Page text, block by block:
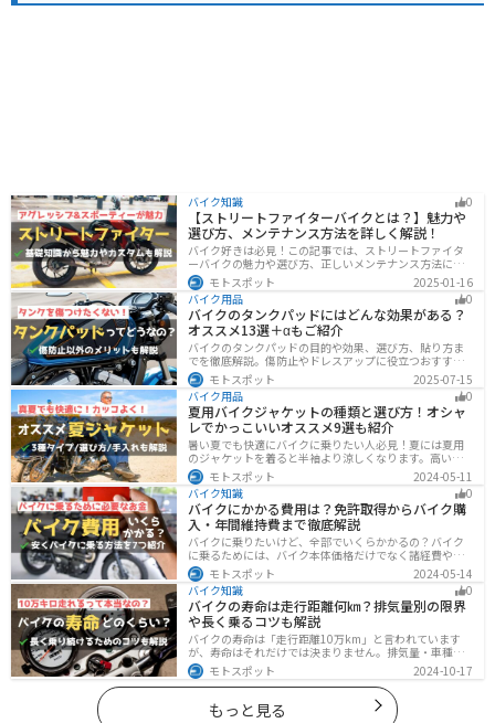
バイク知識 0
【ストリートファイターバイクとは？】魅力や
選び方、メンテナンス方法を詳しく解説！
バイク好きは必見！この記事では、ストリートファイタ
ーバイクの魅力や選び方、正しいメンテナンス方法につ
いて解説しています。実はストリートファイターバイク
は、個性的なデザインと高い走行性能が魅力です。この
記事を読めば、ストリートファイターバイクの魅力がわ
かります。
モトスポット
2025-01-16
バイク用品
0
バイクのタンクパッドにはどんな効果がある？
オススメ13選＋αもご紹介
バイクのタンクパッドの目的や効果、選び方、貼り方ま
でを徹底解説。傷防止やドレスアップに役立つおすすめ
アイテムも紹介。初心者にも分かりやすい内容で、タン
クパッド選びに迷っている方に最適な情報をお届けしま
す。
モトスポット
2025-07-15
バイク用品
0
夏用バイクジャケットの種類と選び方！オシャ
レでかっこいいオススメ9選も紹介
暑い夏でも快適にバイクに乗りたい人必見！夏には夏用
のジャケットを着ると半袖より涼しくなります。高い透
湿性のフルメッシュ素材やハーフメッシュはもちろん、
デザイン性に優れたテキスタイルジャケットもあるの
で、カッコよくバイクに乗りたい人でも使える装備があ
ります。
モトスポット
2024-05-11
バイク知識
0
バイクにかかる費用は？免許取得からバイク購
入・年間維持費まで徹底解説
バイクに乗りたいけど、全部でいくらかかるの？バイク
に乗るためには、バイク本体価格だけでなく諸経費や税
金、免許取得費用、ライディングギア、メンテナンス
代、駐車場代などの年間維持費もかかります。この記事
ではバイクに乗るための全ての費用をまとめました。ま
た、できるだけ安く抑えるコツも紹介するので参考にし
て下さい。
モトスポット
2024-05-14
バイク知識
0
バイクの寿命は走行距離何㎞？排気量別の限界
や長く乗るコツも解説
バイクの寿命は「走行距離10万km」と言われています
が、寿命はそれだけでは決まりません。排気量・車種・
日々のメンテナンス・保管状態などでも大きく変わりま
す。この記事ではバイクの寿命について解説します。ま
た、寿命を延ばす方法も解説するので、今のバイクに長
く乗りたい人は参考にしてください。
モトスポット 2024-10-17
もっと見る